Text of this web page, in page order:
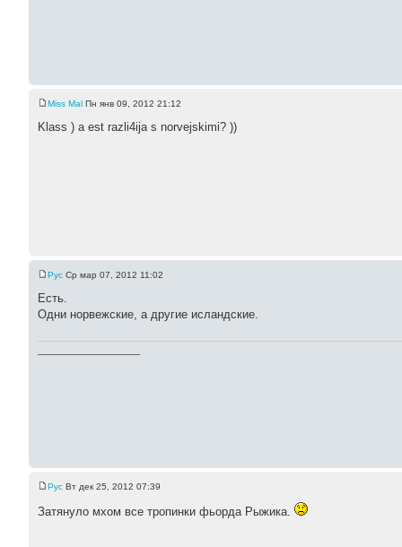
Miss Mal Пн янв 09, 2012 21:12
Klass ) a est razli4ija s norvejskimi? ))
Pyc Ср мар 07, 2012 11:02
Есть.
Одни норвежские, а другие исландские.
Pyc Вт дек 25, 2012 07:39
Затянуло мхом все тропинки фьорда Рыжика.